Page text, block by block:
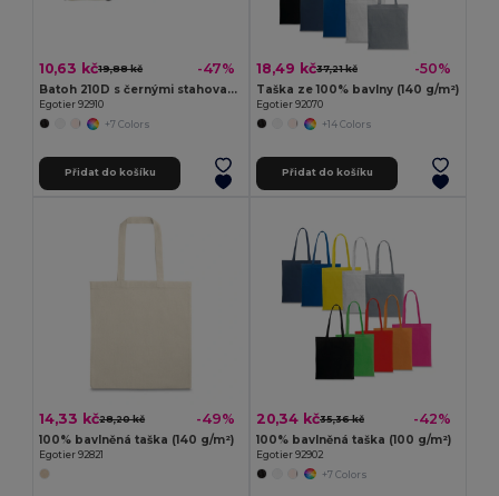
10,63 kč19,88 kč -47%
Batoh 210D s černými stahovacími šňůrkami
Egotier 92910
+7 Colors
Přidat do košíku
18,49 kč37,21 kč -50%
Taška ze 100% bavlny (140 g/m²)
Egotier 92070
+14 Colors
Přidat do košíku
14,33 kč28,20 kč -49%
100% bavlněná taška (140 g/m²)
Egotier 92821
20,34 kč35,36 kč -42%
100% bavlněná taška (100 g/m²)
Egotier 92902
+7 Colors